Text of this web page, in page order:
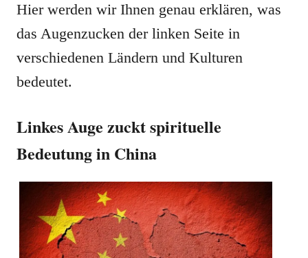
Hier werden wir Ihnen genau erklären, was
das Augenzucken der linken Seite in
verschiedenen Ländern und Kulturen
bedeutet.
Linkes Auge zuckt spirituelle
Bedeutung in China